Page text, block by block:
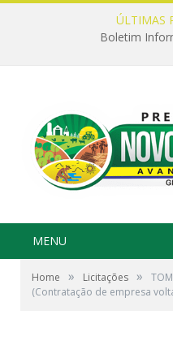
ÚLTIMAS
Boletim
MENU
Home » Licitações »
(Contratação de empresa